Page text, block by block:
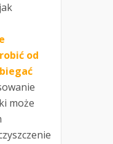
od
może